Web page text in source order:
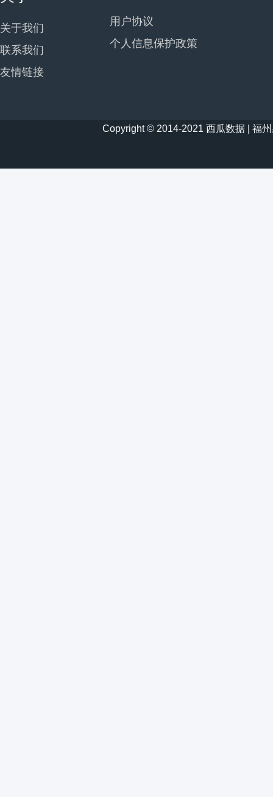
关于我们
联系我们
友情链接
用户协议
个人信息保护政策
Copyright © 2014-2021 西瓜数据 | 福